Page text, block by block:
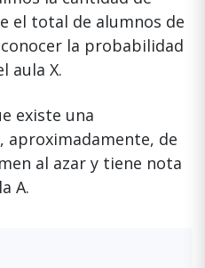
el total de alumnos de
la probabilidad
aula X.
existe una
aproximadamente, de
al azar y tiene nota
A.